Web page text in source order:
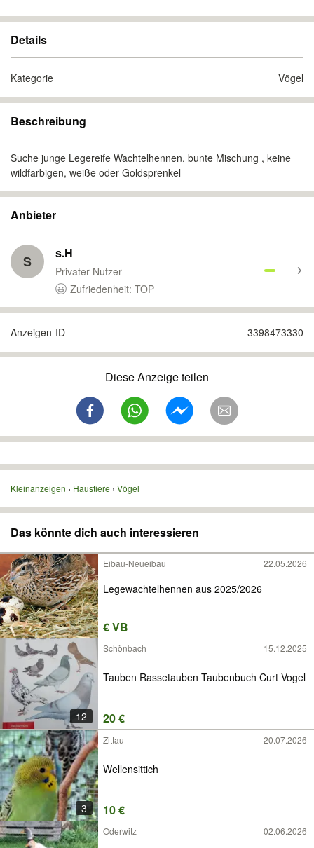
Details
Kategorie Vögel
Beschreibung
Suche junge Legereife Wachtelhennen, bunte Mischung , keine
wildfarbigen, weiße oder Goldsprenkel
Anbieter
S s.H
Privater Nutzer
Zufriedenheit: TOP
Anzeigen-ID 3398473330
Diese Anzeige teilen
Kleinanzeigen Haustiere Vögel
Das könnte dich auch interessieren
Eibau-Neueibau 22.05.2026
Legewachtelhennen aus 2025/2026
€ VB
12
Schönbach 15.12.2025
Tauben Rassetauben Taubenbuch Curt Vogel
20 €
3
Zittau 20.07.2026
Wellensittich
10 €
Oderwitz 02.06.2026